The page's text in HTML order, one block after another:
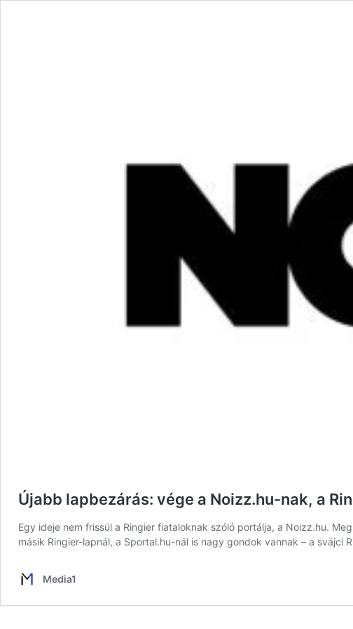
Újabb lapbezárás: vége a Noizz.hu-nak, a
Egy ideje nem frissül a Ringier fiataloknak szóló portálja, a Noizz.hu.
másik Ringier-lapnál, a Sportal.hu-nál is nagy gondok vannak – a
Media1